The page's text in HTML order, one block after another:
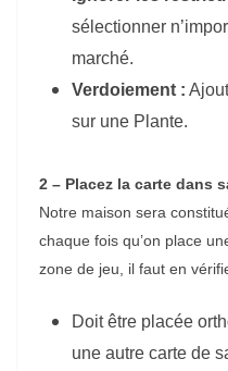
sélectionner
marché.
Verdoiement :
sur une Plante.
2 – Placez la carte dans
Notre maison sera
chaque fois qu’on place
zone de jeu, il faut en
Doit être placée
une autre carte de